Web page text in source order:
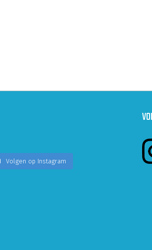
Volgen op Instagram